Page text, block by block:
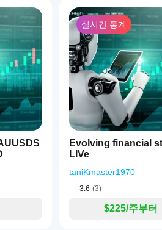
합니다:
한 충분한 증거금
위치 지정에 대한 더 나은 유연성
로 인한 조기 강제 청산 방지
거래만 사용하며 (또는 설정한 제한
DAX가 더 예측 가능하게 움직이는
CEST):
(공식 시장 개장 시간 연장)
09:00 – 18:00 CET, 신호 품질이 가
작동할 수 있지만, 내장된 시간 필
야간 세션 회피
동안 위험 감소
실시간 통계
Evolving financial
LIVe
taniKmaster1970
3.6 (3)
$225/주부터